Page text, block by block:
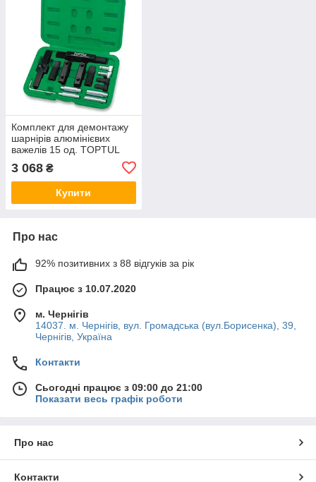
Комплект для демонтажу
шарнірів алюмінієвих
важелів 15 од. TOPTUL
3 068 ₴
Купити
Про нас
92% позитивних з 88 відгуків за рік
Працює з 10.07.2020
м. Чернігів
14037. м. Чернігів, вул. Громадська (вул.Борисенка), 39,
Чернігів, Україна
Контакти
Сьогодні працює з 09:00 до 21:00
Показати весь графік роботи
Про нас
Контакти